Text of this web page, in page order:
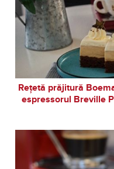
Rețetă prăjitură
espressorul Breville